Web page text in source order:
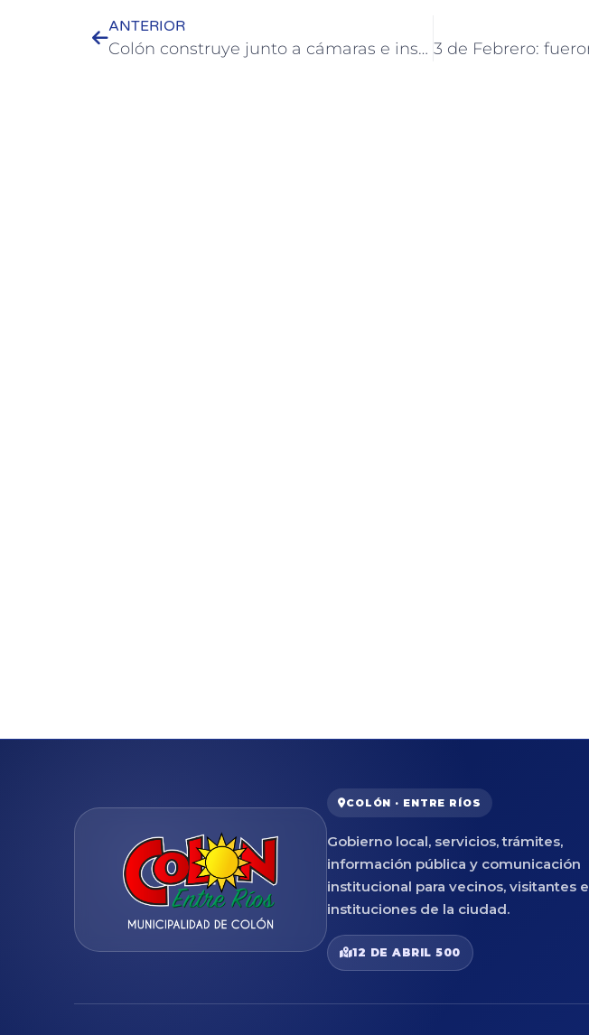
ANTERIOR
Colón construye junto a cámaras e instituciones los ejes estratégicos de la 5° Feria Binacional de la Industria y la Producción 2026
COLÓN · ENTRE RÍOS
Gobierno local, servicios, trámites,
información pública y comunicación
institucional para vecinos, visitantes e
instituciones de la ciudad.
12 DE ABRIL 500